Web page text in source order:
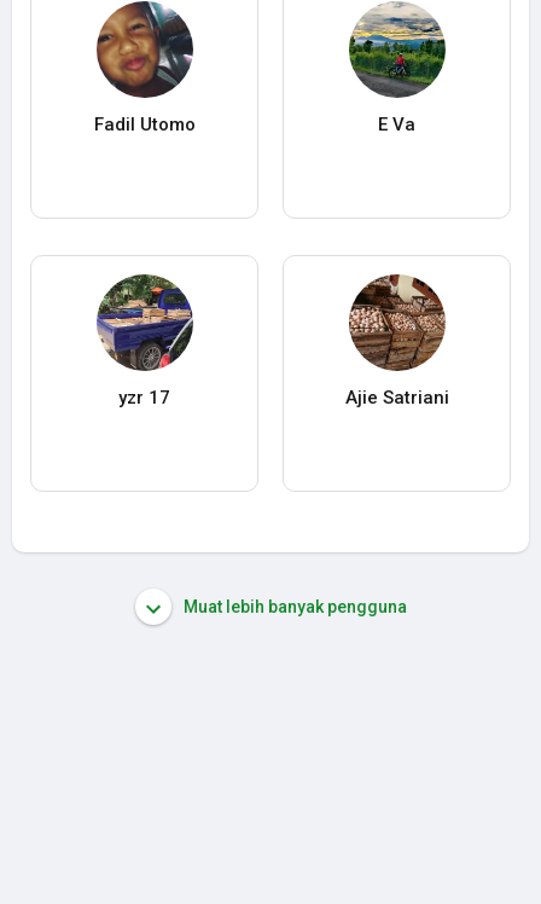
Fadil Utomo E Va
yzr 17 Ajie Satriani
Muat lebih banyak pengguna